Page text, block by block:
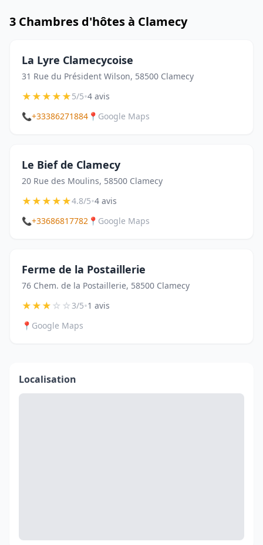
3 Chambres d'hôtes à Clamecy
La Lyre Clamecycoise
31 Rue du Président Wilson, 58500 Clamecy
★★★★★5/5•4 avis
📞+33386271884 📍 Google Maps
Le Bief de Clamecy
20 Rue des Moulins, 58500 Clamecy
★★★★★4.8/5•4 avis
📞+33686817782 📍 Google Maps
Ferme de la Postaillerie
76 Chem. de la Postaillerie, 58500 Clamecy
★★★☆☆3/5•1 avis
📍 Google Maps
Localisation